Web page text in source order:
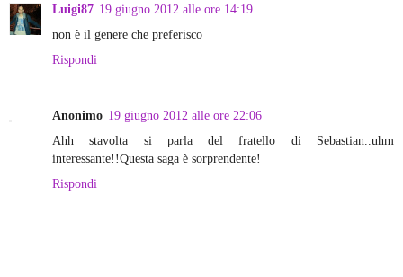
Luigi87 19 giugno 2012 alle ore 14:19
non è il genere che preferisco
Rispondi
Anonimo 19 giugno 2012 alle ore 22:06
Ahh stavolta si parla del fratello di Sebastian..uhm
interessante!!Questa saga è sorprendente!
Rispondi